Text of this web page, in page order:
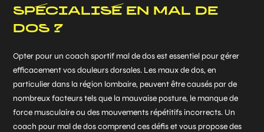
SPÉCIALISÉ EN MAL DE
DOS ?
Opter pour un coach sportif mal de dos est essentiel pour gérer
efficacement vos douleurs dorsales. Les maux de dos, en
particulier dans la région lombaire, peuvent être causés par de
nombreux facteurs tels que la mauvaise posture, le manque de
force musculaire ou des mouvements répétitifs incorrects. Un
coach pour mal de dos comprend ces défis et vous propose des